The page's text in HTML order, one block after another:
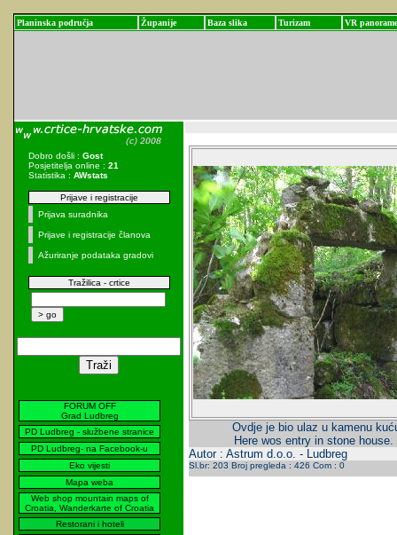
Planinska područja Županije Baza slika Turizam VR panorame
Dobro došli : Gost
Posjetitelja online : 21
Statistika : AWstats
Prijave i registracije
Prijava suradnika
Prijave i registracije članova
Ažuriranje podataka gradovi
Tražilica - crtice
FORUM OFF
Grad Ludbreg
PD Ludbreg - službene stranice
PD Ludbreg- na Facebook-u
Eko vijesti
Mapa weba
Web shop mountain maps of
Croatia, Wanderkarte of Croatia
Restorani i hoteli
Ovdje je bio ulaz u kamenu
Here wos entry in stone
Autor : Astrum d.o.o. - Ludbreg
Sl.br: 203 Broj pregleda : 426 Com : 0